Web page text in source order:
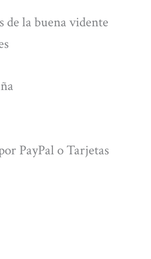
de la buena vidente
PayPal o Tarjetas